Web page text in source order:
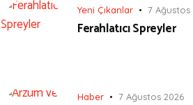
Yeni Çıkanlar 7 Ağustos
Ferahlatıcı Spreyler
Haber 7 Ağustos 2026